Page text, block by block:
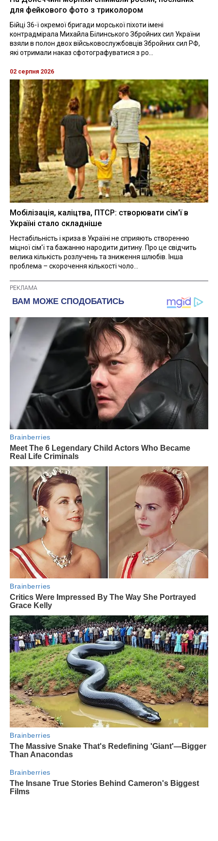
для фейкового фото з триколором
Бійці 36-ї окремої бригади морської піхоти імені
контрадмірала Михайла Білинського Збройних сил України
взяли в полон двох військовослужбовців Збройних сил РФ,
які отримали наказ сфотографуватися з ро...
02 серпня 2026
Мобілізація, каліцтва, ПТСР: створювати сім'ї в
Україні стало складніше
Нестабільність і криза в Україні не сприяють створенню
міцної сім'ї та бажанню народити дитину. Про це свідчить
велика кількість розлучень та зниження шлюбів. Інша
проблема – скорочення кількості чоло...